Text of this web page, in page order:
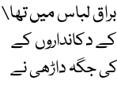
لباس میں تھا\
کے دکانداروں کے
کی جگہ داڑھی نے